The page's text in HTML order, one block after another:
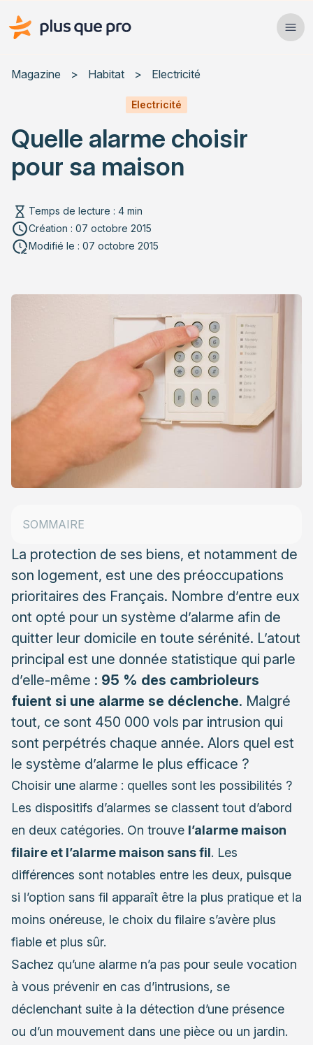
Plus que pro Mag'
Services
Actualités
Rechercher un article
Magazine > Habitat > Electricité
Electricité
Quelle alarme choisir
pour sa maison
Temps de lecture : 4 min
Création : 07 octobre 2015
Modifié le : 07 octobre 2015
La protection de ses biens, et notamment de
son logement, est une des préoccupations
prioritaires des Français. Nombre d’entre eux
ont opté pour un système d’alarme afin de
quitter leur domicile en toute sérénité. L’atout
principal est une donnée statistique qui parle
d’elle-même : 95 % des cambrioleurs
fuient si une alarme se déclenche. Malgré
tout, ce sont 450 000 vols par intrusion qui
sont perpétrés chaque année. Alors quel est
le système d’alarme le plus efficace ?
Choisir une alarme : quelles sont les possibilités ?
Les dispositifs d’alarmes se classent tout d’abord
en deux catégories. On trouve l’alarme maison
filaire et l’alarme maison sans fil. Les
différences sont notables entre les deux, puisque
si l’option sans fil apparaît être la plus pratique et la
moins onéreuse, le choix du filaire s’avère plus
fiable et plus sûr.
Sachez qu’une alarme n’a pas pour seule vocation
à vous prévenir en cas d’intrusions, se
déclenchant suite à la détection d’une présence
ou d’un mouvement dans une pièce ou un jardin.
SOMMAIRE
Choisir une alarme : quelles sont les possibilités ?
Alarme maison : fonctionnement et prix